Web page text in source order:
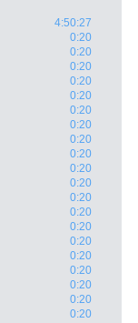
4:50:27
0:20
0:20
0:20
0:20
0:20
0:20
0:20
0:20
0:20
0:20
0:20
0:20
0:20
0:20
0:20
0:20
0:20
0:20
0:20
0:20